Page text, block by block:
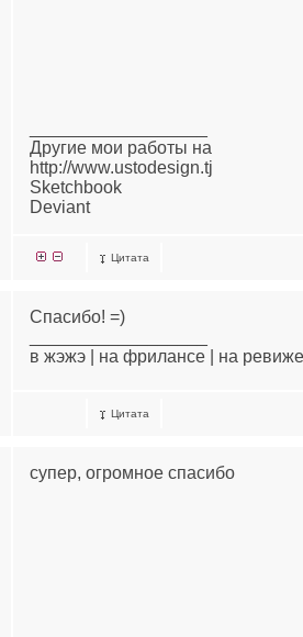
Другие мои работы на
http://www.ustodesign.tj
Sketchbook
Deviant
Цитата
Спасибо! =)
в жэжэ | на фрилансе | на
Цитата
супер, огромное спасибо